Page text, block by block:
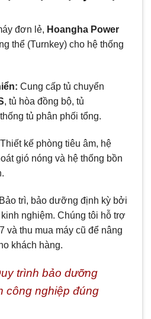
đơn lẻ, Hoangha Power
thể (Turnkey) cho hệ thống
Cung cấp tủ chuyển
, tủ hòa đồng bộ, tủ
tủ phân phối tổng.
Thiết kế phòng tiêu âm, hệ
gió nóng và hệ thống bồn
Bảo trì, bảo dưỡng định kỳ bởi
nghiệm. Chúng tôi hỗ trợ
và thu mua máy cũ để nâng
khách hàng.
trình bảo dưỡng
công nghiệp đúng